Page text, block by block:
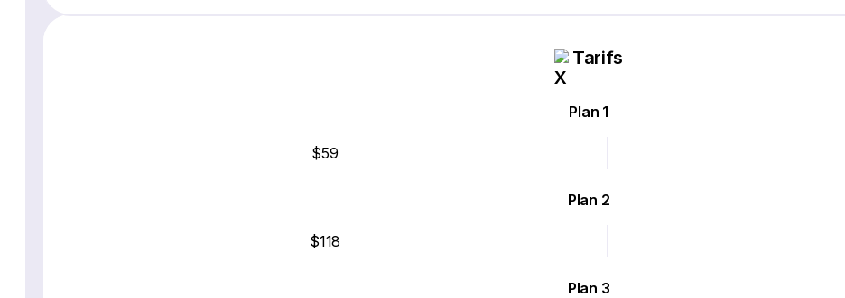
Tarifs
Plan 1
$59
Plan 2
$118
Plan 3